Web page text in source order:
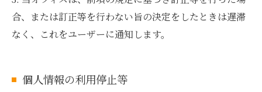
合、または訂正等を行わない旨の決定をしたときは遅滞
なく、これをユーザーに通知します。
個人情報の利用停止等